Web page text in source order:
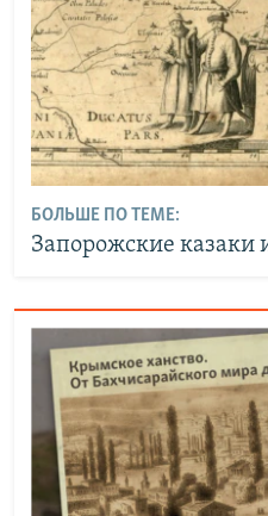
БОЛЬШЕ ПО ТЕМЕ:
Запорожские казаки